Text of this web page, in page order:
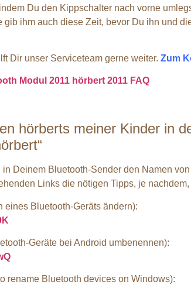
Du den Kippschalter nach vorne
gib ihm auch diese Zeit, bevor Du ihn und
Dir unser Serviceteam gerne weiter. Zum
Modul 2011 hörbert 2011 FAQ
hörberts meiner Kinder in
Deinem Bluetooth-Sender den Namen
Links die nötigen Tipps, je
eines Bluetooth-Geräts ändern):
Geräte bei Android umbenennen):
rename Bluetooth devices on Windows):